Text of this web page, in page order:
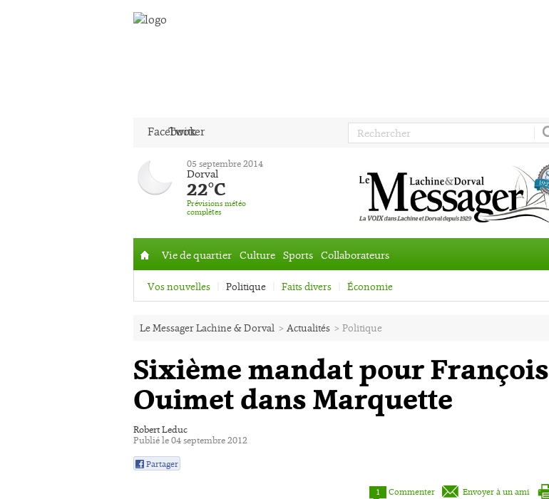
Facebook
Twitter
05 septembre 2014
Dorval
22°C
Prévisions météo
complètes
Accueil
Vie de quartier Culture Sports Collaborateurs
Vos nouvelles Politique Faits divers Économie
Le Messager Lachine & Dorval > Actualités > Politique
Sixième mandat pour François
Ouimet dans Marquette
Robert Leduc
Publié le 04 septembre 2012
Partager
1
Commenter Envoyer à un ami